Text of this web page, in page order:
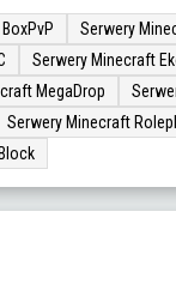
Serwery
Serwery Minecraft
MegaDrop
Serwery Minecraft